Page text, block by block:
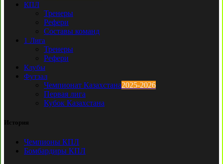
КПЛ
Тренеры
Рефери
Составы команд
1 Лига
Тренеры
Рефери
Клубы
Футзал
Чемпионат Казахстана2025-2026
Первая лига
Кубок Казахстана
История
Чемпионы КПЛ
Бомбардиры КПЛ